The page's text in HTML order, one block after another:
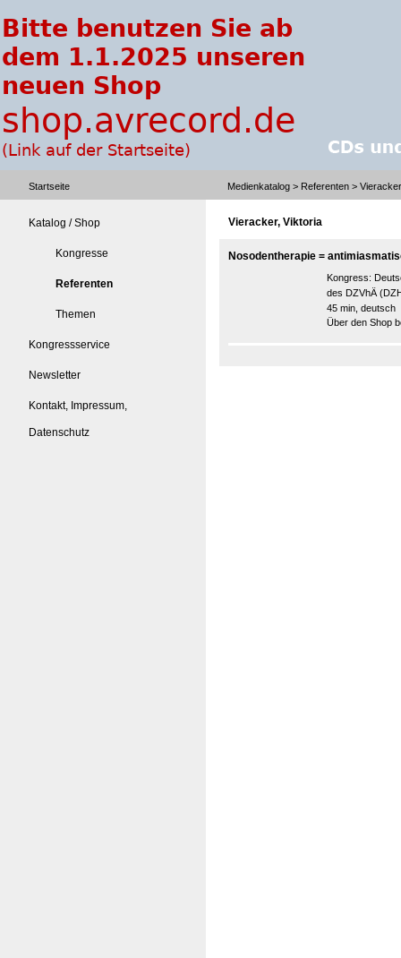
Startseite Medienkatalog > Referenten >
Katalog / Shop
Kongresse
Referenten
Themen
Kongressservice
Newsletter
Kontakt, Impressum,
Datenschutz
Vieracker, Viktoria
Nosodentherapie =
Kongress:
des DZVhÄ
45 min, deutsch
Über den Shop